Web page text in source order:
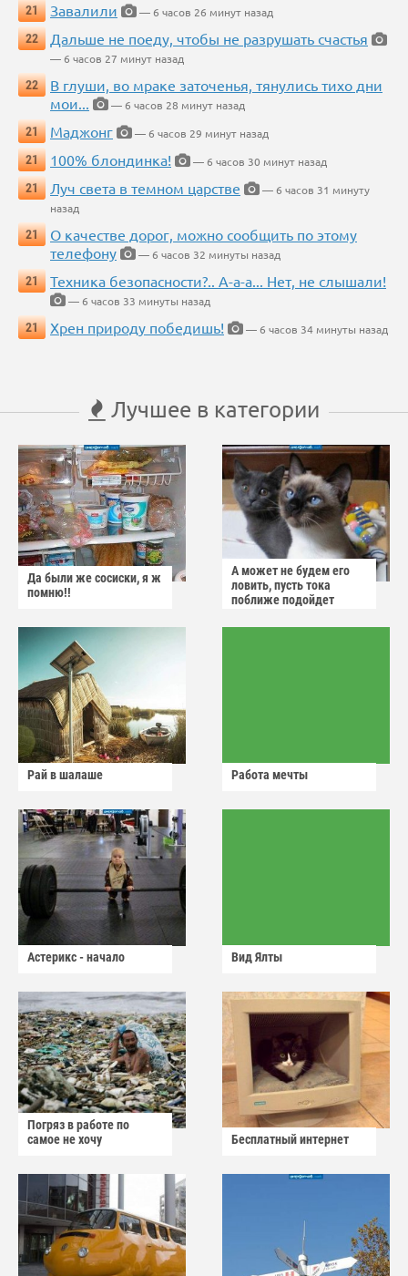
21
Завалили
— 6 часов 26 минут назад
22
Дальше не поеду, чтобы не разрушать счастья
— 6 часов 27 минут назад
22
В глуши, во мраке заточенья, тянулись тихо дни
мои...
— 6 часов 28 минут назад
21
Маджонг
— 6 часов 29 минут назад
21
100% блондинка!
— 6 часов 30 минут назад
21
Луч света в темном царстве
— 6 часов 31 минуту
назад
21
О качестве дорог, можно сообщить по этому
телефону
— 6 часов 32 минуты назад
21
Техника безопасности?.. А-а-а... Нет, не слышали!
— 6 часов 33 минуты назад
21
Хрен природу победишь! — 6 часов 34 минуты назад
Лучшее в категории
Да были же сосиски, я ж
помню!!
А может не будем его
ловить, пусть тока
поближе подойдет
Рай в шалаше Работа мечты
Астерикс - начало Вид Ялты
Погряз в работе по
самое не хочу
Бесплатный интернет